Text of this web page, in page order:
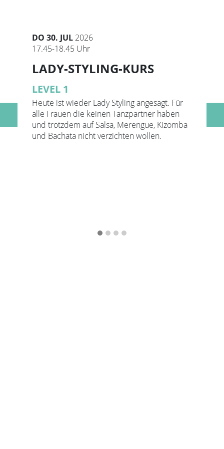
DO 30. JUL 2026
17.45-18.45 Uhr
LADY-STYLING-KURS
LEVEL 1
Heute ist wieder Lady Styling angesagt. Für
alle Frauen die keinen Tanzpartner haben
und trotzdem auf Salsa, Merengue, Kizomba
und Bachata nicht verzichten wollen.